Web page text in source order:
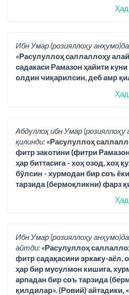
Ибн Умар (розияллоҳу
«Расулуллоҳ саллаллоҳу
садакаси Рамазон ҳайити
олдин чиқарилсин, деб амр
Абдуллоҳ ибн Умар
қилинди: «Расулуллоҳ
фитр закотини (фитри
ҳар биттасига - хоҳ озод, хоҳ
бўлсин - хурмодан бир соъ
тарзида (бермоқликни) фарз
Ибн Умар (розияллоҳу
айтди: «Расулуллоҳ
фитр садақасини эркаку-аёл,
ҳар бир мусулмон кишига,
арпадан бир соъ тарзида
қилдилар». (Ровий) айтадики,